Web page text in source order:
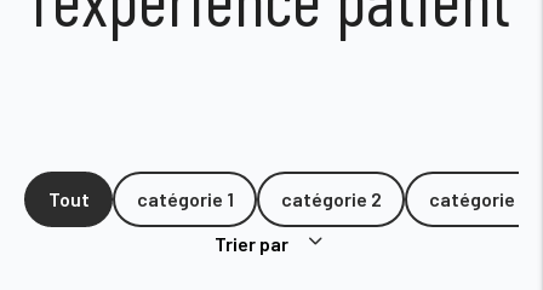
Tout catégorie 1 catégorie 2
catégorie 3
Trier par